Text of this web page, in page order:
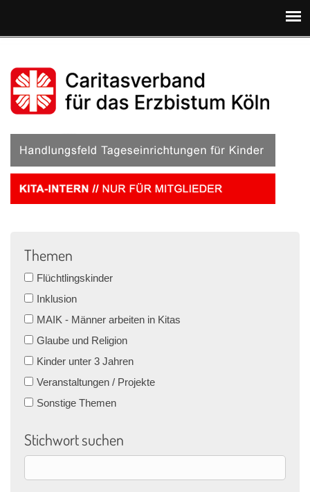
Themen
Flüchtlingskinder
Inklusion
MAIK - Männer arbeiten in Kitas
Glaube und Religion
Kinder unter 3 Jahren
Veranstaltungen / Projekte
Sonstige Themen
Stichwort suchen